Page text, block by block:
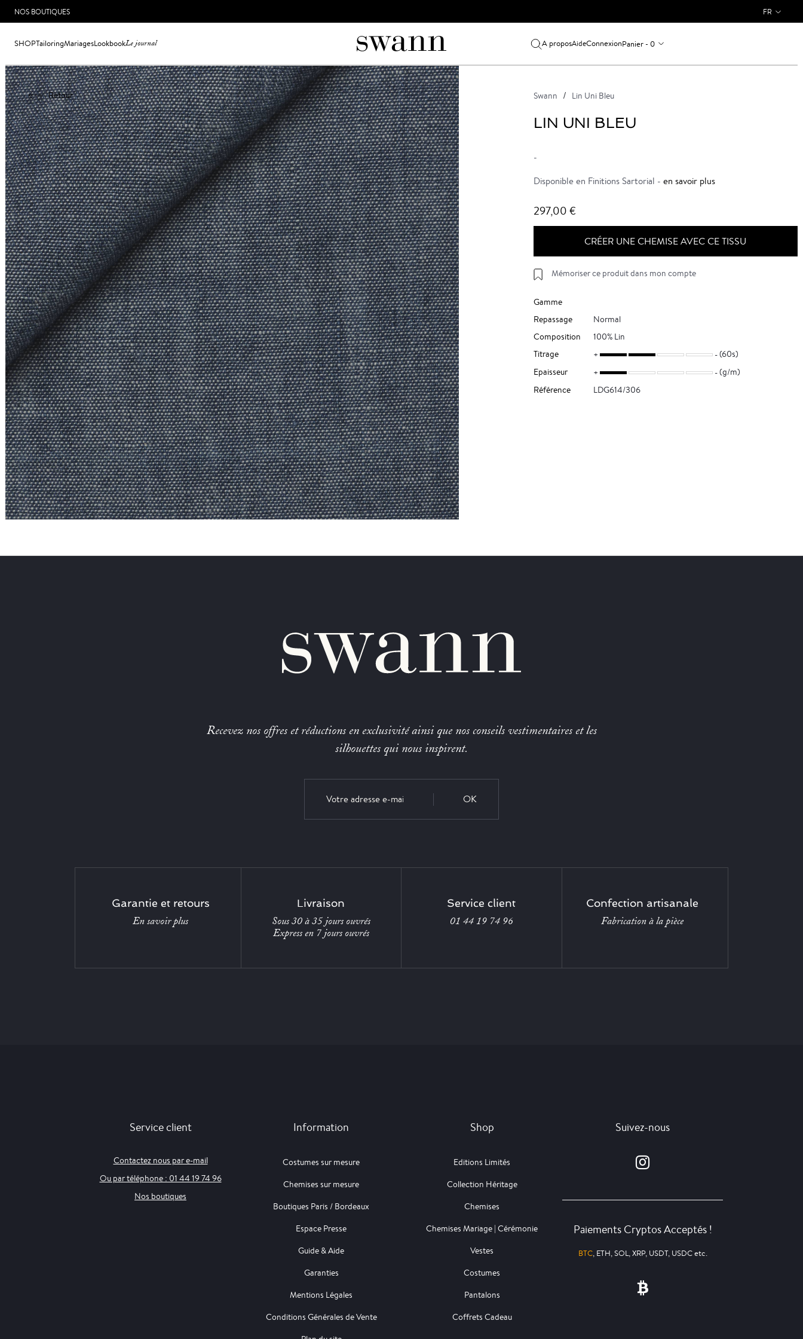
NOS BOUTIQUES FR
SHOPTailoringMariagesLookbookLe journal A proposAideConnexionPanier - 0
Retour Swann Lin Uni Bleu
LIN UNI BLEU
-
Disponible en Finitions Sartorial - en savoir plus
297,00 €
CRÉER UNE CHEMISE AVEC CE TISSU
Mémoriser ce produit dans mon compte
Gamme
Repassage
Normal
Composition
100% Lin
Titrage
(60s)
Epaisseur
(g/m)
Référence
LDG614/306
Recevez nos offres et réductions en exclusivité ainsi que nos conseils vestimentaires et les
silhouettes qui nous inspirent.
OK
Garantie et retours
En savoir plus
Livraison
Sous 30 à 35 jours ouvrés
Express en 7 jours ouvrés
Service client
01 44 19 74 96
Confection artisanale
Fabrication à la pièce
Service client
Contactez nous par e-mail
Ou par téléphone : 01 44 19 74 96
Nos boutiques
Information
Costumes sur mesure
Chemises sur mesure
Boutiques Paris / Bordeaux
Espace Presse
Guide & Aide
Garanties
Mentions Légales
Conditions Générales de Vente
Shop
Editions Limités
Collection Héritage
Chemises
Chemises Mariage | Cérémonie
Vestes
Costumes
Pantalons
Coffrets Cadeau
Suivez-nous
Paiements Cryptos Acceptés !
BTC, ETH, SOL, XRP, USDT, USDC etc.